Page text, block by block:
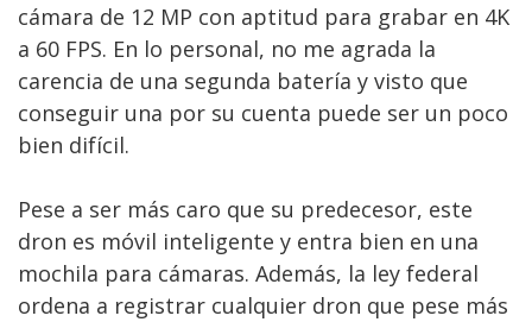
cámara de 12 MP con aptitud para grabar en 4K
a 60 FPS. En lo personal, no me agrada la
carencia de una segunda batería y visto que
conseguir una por su cuenta puede ser un poco
bien difícil.
Pese a ser más caro que su predecesor, este
dron es móvil inteligente y entra bien en una
mochila para cámaras. Además, la ley federal
ordena a registrar cualquier dron que pese más